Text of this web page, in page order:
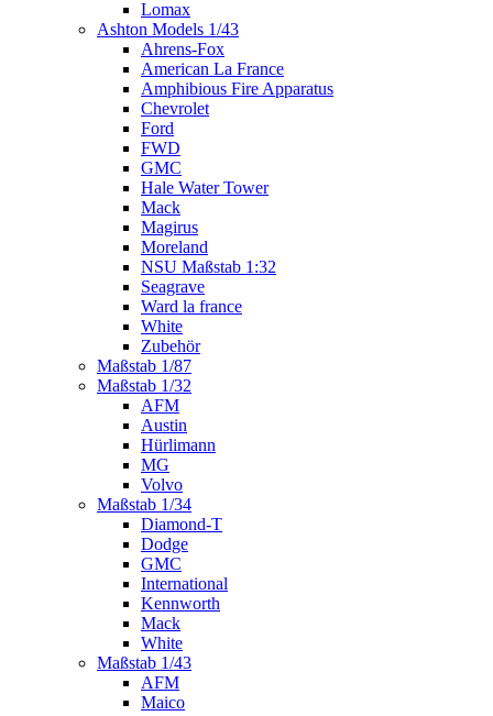
Lomax
Ashton Models 1/43
Ahrens-Fox
American La France
Amphibious Fire Apparatus
Chevrolet
Ford
FWD
GMC
Hale Water Tower
Mack
Magirus
Moreland
NSU Maßstab 1:32
Seagrave
Ward la france
White
Zubehör
Maßstab 1/87
Maßstab 1/32
AFM
Austin
Hürlimann
MG
Volvo
Maßstab 1/34
Diamond-T
Dodge
GMC
International
Kennworth
Mack
White
Maßstab 1/43
AFM
Maico